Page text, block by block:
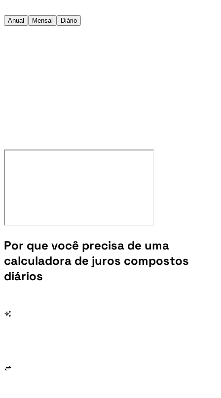
Anual Mensal Diário
Por que você precisa de uma
calculadora de juros compostos
diários